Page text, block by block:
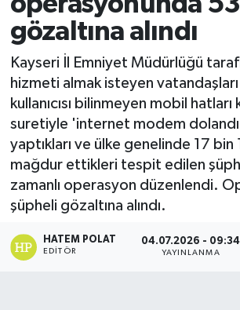
gözaltına alındı
Kayseri İl Emniyet Müdürlüğü
hizmeti almak isteyen
kullanıcısı bilinmeyen mobil hatları
suretiyle 'internet modem
yaptıkları ve ülke genelinde 17 bin
mağdur ettikleri tespit edilen
zamanlı operasyon düzenlendi.
şüpheli gözaltına alındı.
HATEM POLAT
EDITÖR
04.07.2026 - 09:34
YAYINLANMA